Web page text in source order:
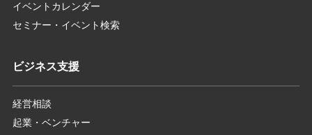
イベントカレンダー
セミナー・イベント検索
ビジネス支援
経営相談
起業・ベンチャー